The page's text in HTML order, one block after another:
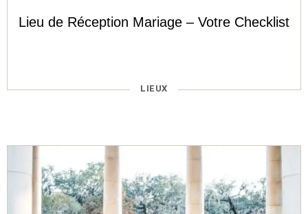
Lieu de Réception Mariage – Votre Checklist
CATÉGORIES
LIEUX